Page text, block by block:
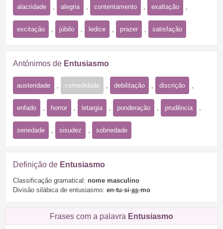
alacridade alegria contentamento exaltação
excitação júbilo ledice prazer satisfação
Antónimos de Entusiasmo
austeridade , comedidade , debilitação , discrição ,
enfado , horror , letargia , ponderação , prudência ,
seriedade , sisudez , sobriedade
Definição de Entusiasmo
Classificação gramatical: nome masculino
Divisão silábica de entusiasmo: en·tu·si·as·mo
Frases com a palavra Entusiasmo